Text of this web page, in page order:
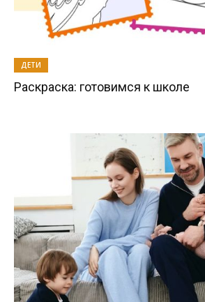
ДЕТИ
Раскраска: готовимся к школе